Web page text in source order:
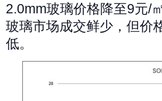
2.0mm玻璃价格降至9元/
玻璃市场成交鲜少，但价
低。